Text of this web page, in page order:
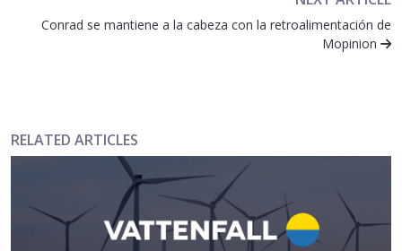
Conrad se mantiene a la cabeza con la retroalimentación de
Mopinion
RELATED ARTICLES